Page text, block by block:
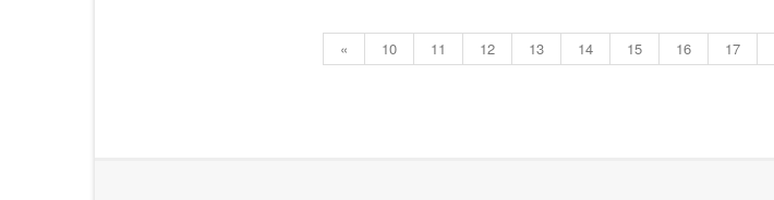
« 10 11 12 13 14 15 16 17